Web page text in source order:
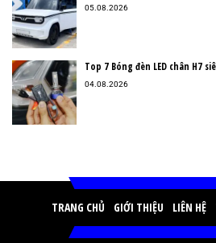
05.08.2026
Top 7 Bóng đèn LED chân H7
04.08.2026
TRANG CHỦ GIỚI THIỆU LIÊN HỆ